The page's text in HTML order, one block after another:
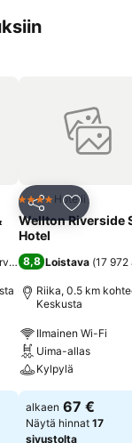
)
Jaa Lisää
4 Tähtiluokitus
Hotelli
Wellton Riverside
Hotel
8,8 Loistava (17
Riika, 0.5 km
Keskusta
Ilmainen Wi-Fi
Uima-allas
Kylpylä
alkaen 67 €
Näytä hinnat 17
sivustolta